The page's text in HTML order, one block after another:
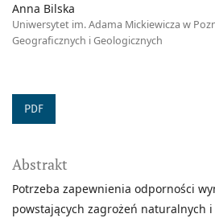
Anna Bilska
Uniwersytet im. Adama Mickiewicza w
Geograficznych i Geologicznych
PDF
Abstrakt
Potrzeba zapewnienia odporności
powstających zagrożeń naturalnych